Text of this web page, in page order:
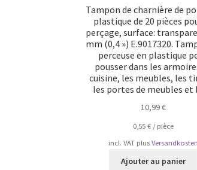
Tampon de charnière de
plastique de 20 pièces
perçage, surface:
mm (0,4 ») E.9017320.
perceuse en plastique
pousser dans les
cuisine, les meubles, les
les portes de meubles et
10,99€
0,55 €/ pièce
incl. VAT plus Versandkosten
Ajouter au panier